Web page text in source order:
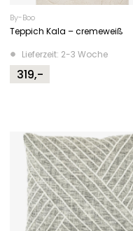
By-Boo
Teppich Kala – cremeweiß
Lieferzeit: 2-3 Woche
319,-